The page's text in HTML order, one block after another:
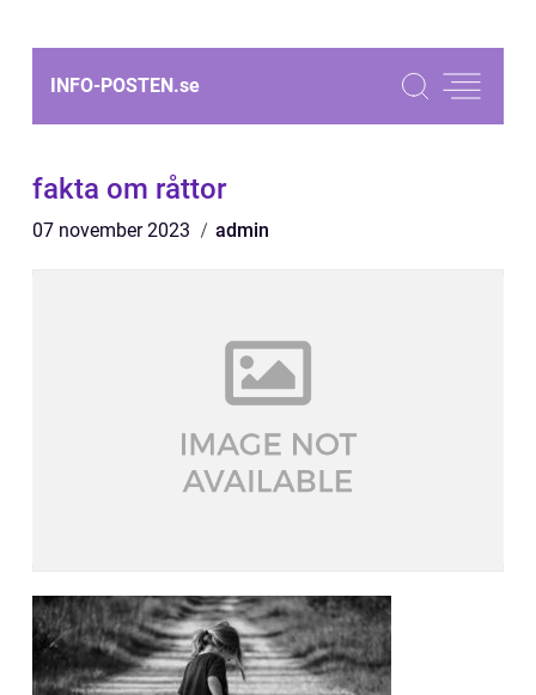
INFO-POSTEN.se
fakta om råttor
07 november 2023 admin